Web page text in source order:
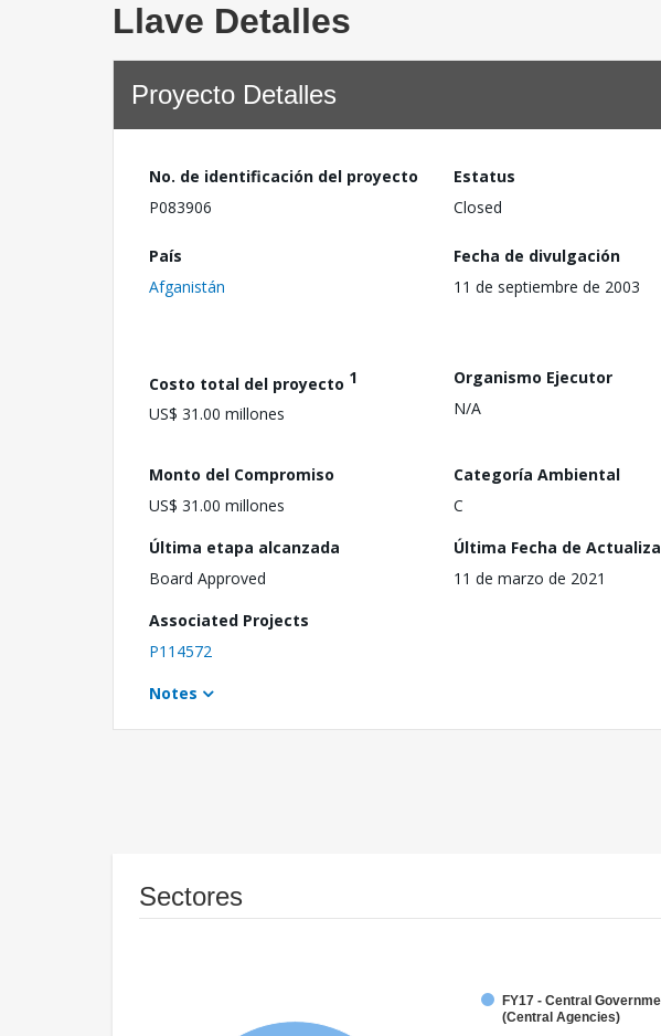
Llave Detalles
Proyecto Detalles
No. de identificación del proyecto
P083906
Estatus
Closed
País
Afganistán
Fecha de divulgación
11 de septiembre de 2003
Costo total del proyecto 1
US$ 31.00 millones
Organismo Ejecutor
N/A
Monto del Compromiso
US$ 31.00 millones
Categoría Ambiental
C
Última etapa alcanzada
Board Approved
Última Fecha de
11 de marzo de 2021
Associated Projects
P114572
Notes
Sectores
FY17 - Central
(Central Agencies)